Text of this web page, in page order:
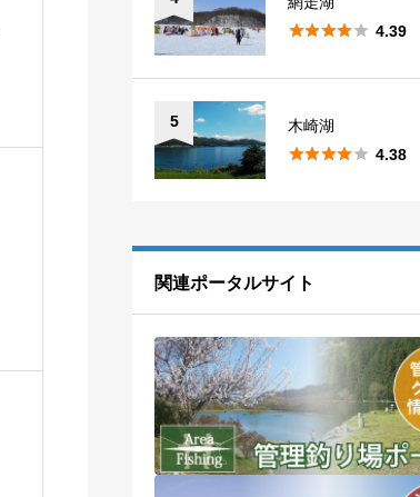
 4.39
5
木崎湖
 4.38
関連ポータルサイト